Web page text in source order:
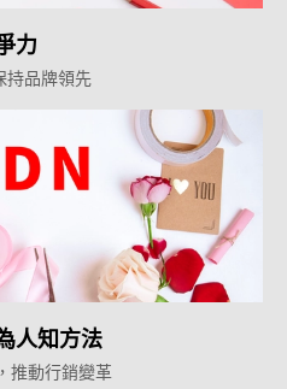
力
持品牌領先
人知方法
推動行銷變革